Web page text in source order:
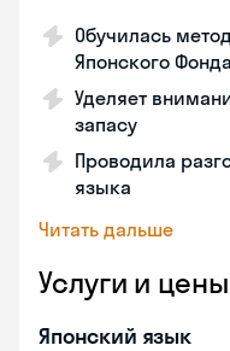
Обучилась
Японского Фонда
Уделяет
запасу
Проводила
языка
Читать дальше
Услуги и цены
Японский язык